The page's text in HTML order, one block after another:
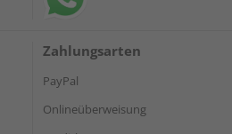
Zahlungsarten
PayPal
Onlineüberweisung